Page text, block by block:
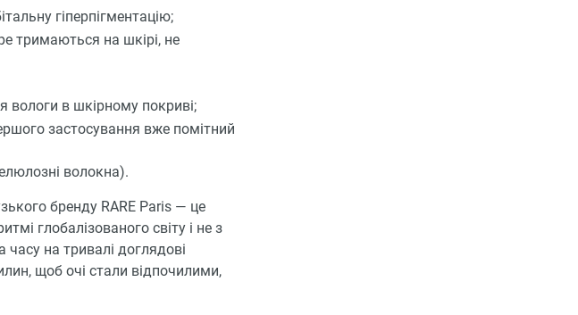
гіперпігментацію;
тримаються на шкірі, не
в шкірному покриві;
застосування вже помітний
волокна).
бренду RARE Paris — це
глобалізованого світу і не з
на тривалі доглядові
щоб очі стали відпочилими,